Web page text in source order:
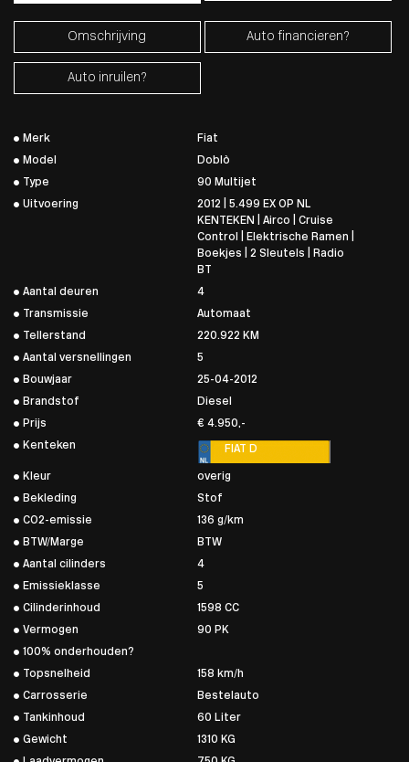
Omschrijving Auto financieren?
Auto inruilen?
Merk
Fiat
Model
Doblò
Type
90 Multijet
Uitvoering
2012 | 5.499 EX OP NL
KENTEKEN | Airco | Cruise
Control | Elektrische Ramen |
Boekjes | 2 Sleutels | Radio
BT
Aantal deuren
4
Transmissie
Automaat
Tellerstand
220.922 KM
Aantal versnellingen
5
Bouwjaar
25-04-2012
Brandstof
Diesel
Prijs
€ 4.950,-
Kenteken
FIAT D
Kleur
overig
Bekleding
Stof
CO2-emissie
136 g/km
BTW/Marge
BTW
Aantal cilinders
4
Emissieklasse
5
Cilinderinhoud
1598 CC
Vermogen
90 PK
100% onderhouden?
Topsnelheid
158 km/h
Carrosserie
Bestelauto
Tankinhoud
60 Liter
Gewicht
1310 KG